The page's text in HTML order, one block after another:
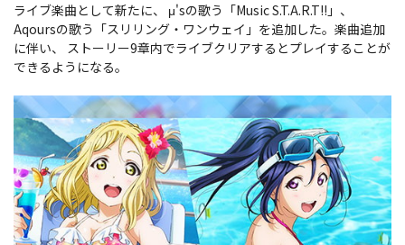
ライブ楽曲として新たに、 μ'sの歌う「Music S.T.A.R.T!!」、
Aqoursの歌う「スリリング・ワンウェイ」を追加した。楽曲追加
に伴い、 ストーリー9章内でライブクリアするとプレイすることが
できるようになる。